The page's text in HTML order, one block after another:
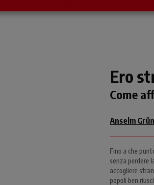
Ero
Come
Anselm Grün
Fino a che
senza perdere
accogliere
popoli ben